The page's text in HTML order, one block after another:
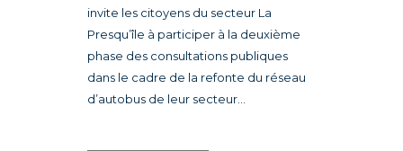
invite les citoyens du secteur La
Presqu’île à participer à la deuxième
phase des consultations publiques
dans le cadre de la refonte du réseau
d’autobus de leur secteur...